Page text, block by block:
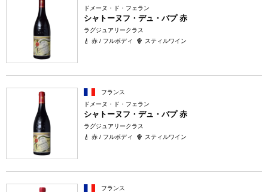
ドメーヌ・ド・フェラン
シャトーヌフ・デュ・パプ 赤
ラグジュアリークラス
赤 / フルボディ
スティルワイン
フランス
ドメーヌ・ド・フェラン
シャトーヌフ・デュ・パプ 赤
ラグジュアリークラス
赤 / フルボディ
スティルワイン
フランス